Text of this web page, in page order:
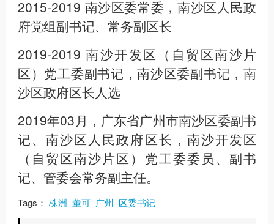
2015-2019 南沙区委常委，南沙区人民政
府党组副书记、常务副区长
2019-2019 南沙开发区（自贸区南沙片
区）党工委副书记，南沙区委副书记，南
沙区政府区长人选
2019年03月，广东省广州市南沙区委副书
记、南沙区人民政府区长，南沙开发区
（自贸区南沙片区）党工委委员、副书
记、管委会常务副主任。
Tags： 株洲 董可 广州 区委书记